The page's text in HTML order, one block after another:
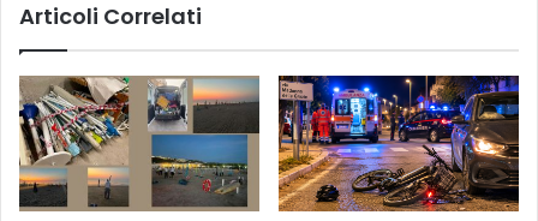
Articoli Correlati